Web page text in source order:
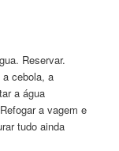
Reservar.
cebola, a
a água
a vagem e
tudo ainda